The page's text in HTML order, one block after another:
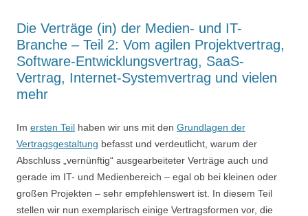
Die Verträge (in) der Medien- und IT-
Branche – Teil 2: Vom agilen Projektvertrag,
Software-Entwicklungsvertrag, SaaS-
Vertrag, Internet-Systemvertrag und vielen
mehr
Im ersten Teil haben wir uns mit den Grundlagen der
Vertragsgestaltung befasst und verdeutlicht, warum der
Abschluss „vernünftig“ ausgearbeiteter Verträge auch und
gerade im IT- und Medienbereich – egal ob bei kleinen oder
großen Projekten – sehr empfehlenswert ist. In diesem Teil
stellen wir nun exemplarisch einige Vertragsformen vor, die